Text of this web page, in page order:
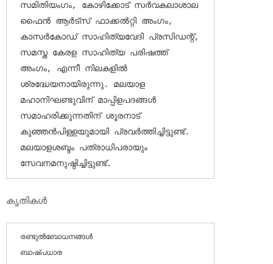
സമിതിയംഗം, കോഴിക്കോട് സര്‍വകലാശാല
ഫൈന്‍ ആര്‍ട്‌സ് ഫാക്കല്‍റ്റി അംഗം,
കാസര്‍കോഡ് സാഹിത്യവേദി പ്രസിഡന്റ്,
സമസ്ത കേരള സാഹിത്യ പരിഷത്ത്
അംഗം, എന്നീ നിലകളില്‍
ശ്രദ്ധേയനായിരുന്നു. മലയാള
മഹാനിഘണ്ടുവിന് മാപ്പിളപദങ്ങള്‍
സമാഹരിക്കുന്നതിന് ശൂരനാട്
കുഞ്ഞന്‍പിള്ളയുമായി പ്രവര്‍ത്തിച്ചിട്ടുണ്ട്.
മലയാളശബ്ദം പത്രാധിപരായും
സേവനമനുഷ്ഠിച്ചിട്ടുണ്ട്.
കൃതികള്‍
രണ്ടുല്‍ബോധനങ്ങള്‍
ബാഷ്പധാര